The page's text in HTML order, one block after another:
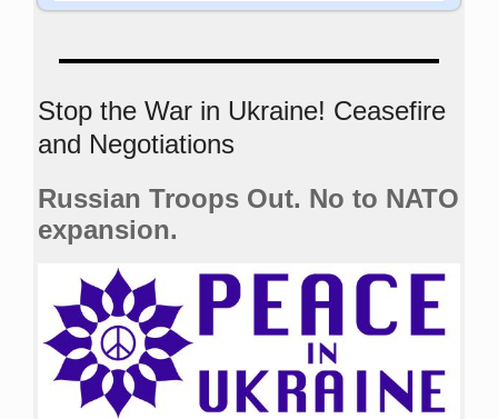
Stop the War in Ukraine! Ceasefire
and Negotiations
Russian Troops Out. No to NATO
expansion.